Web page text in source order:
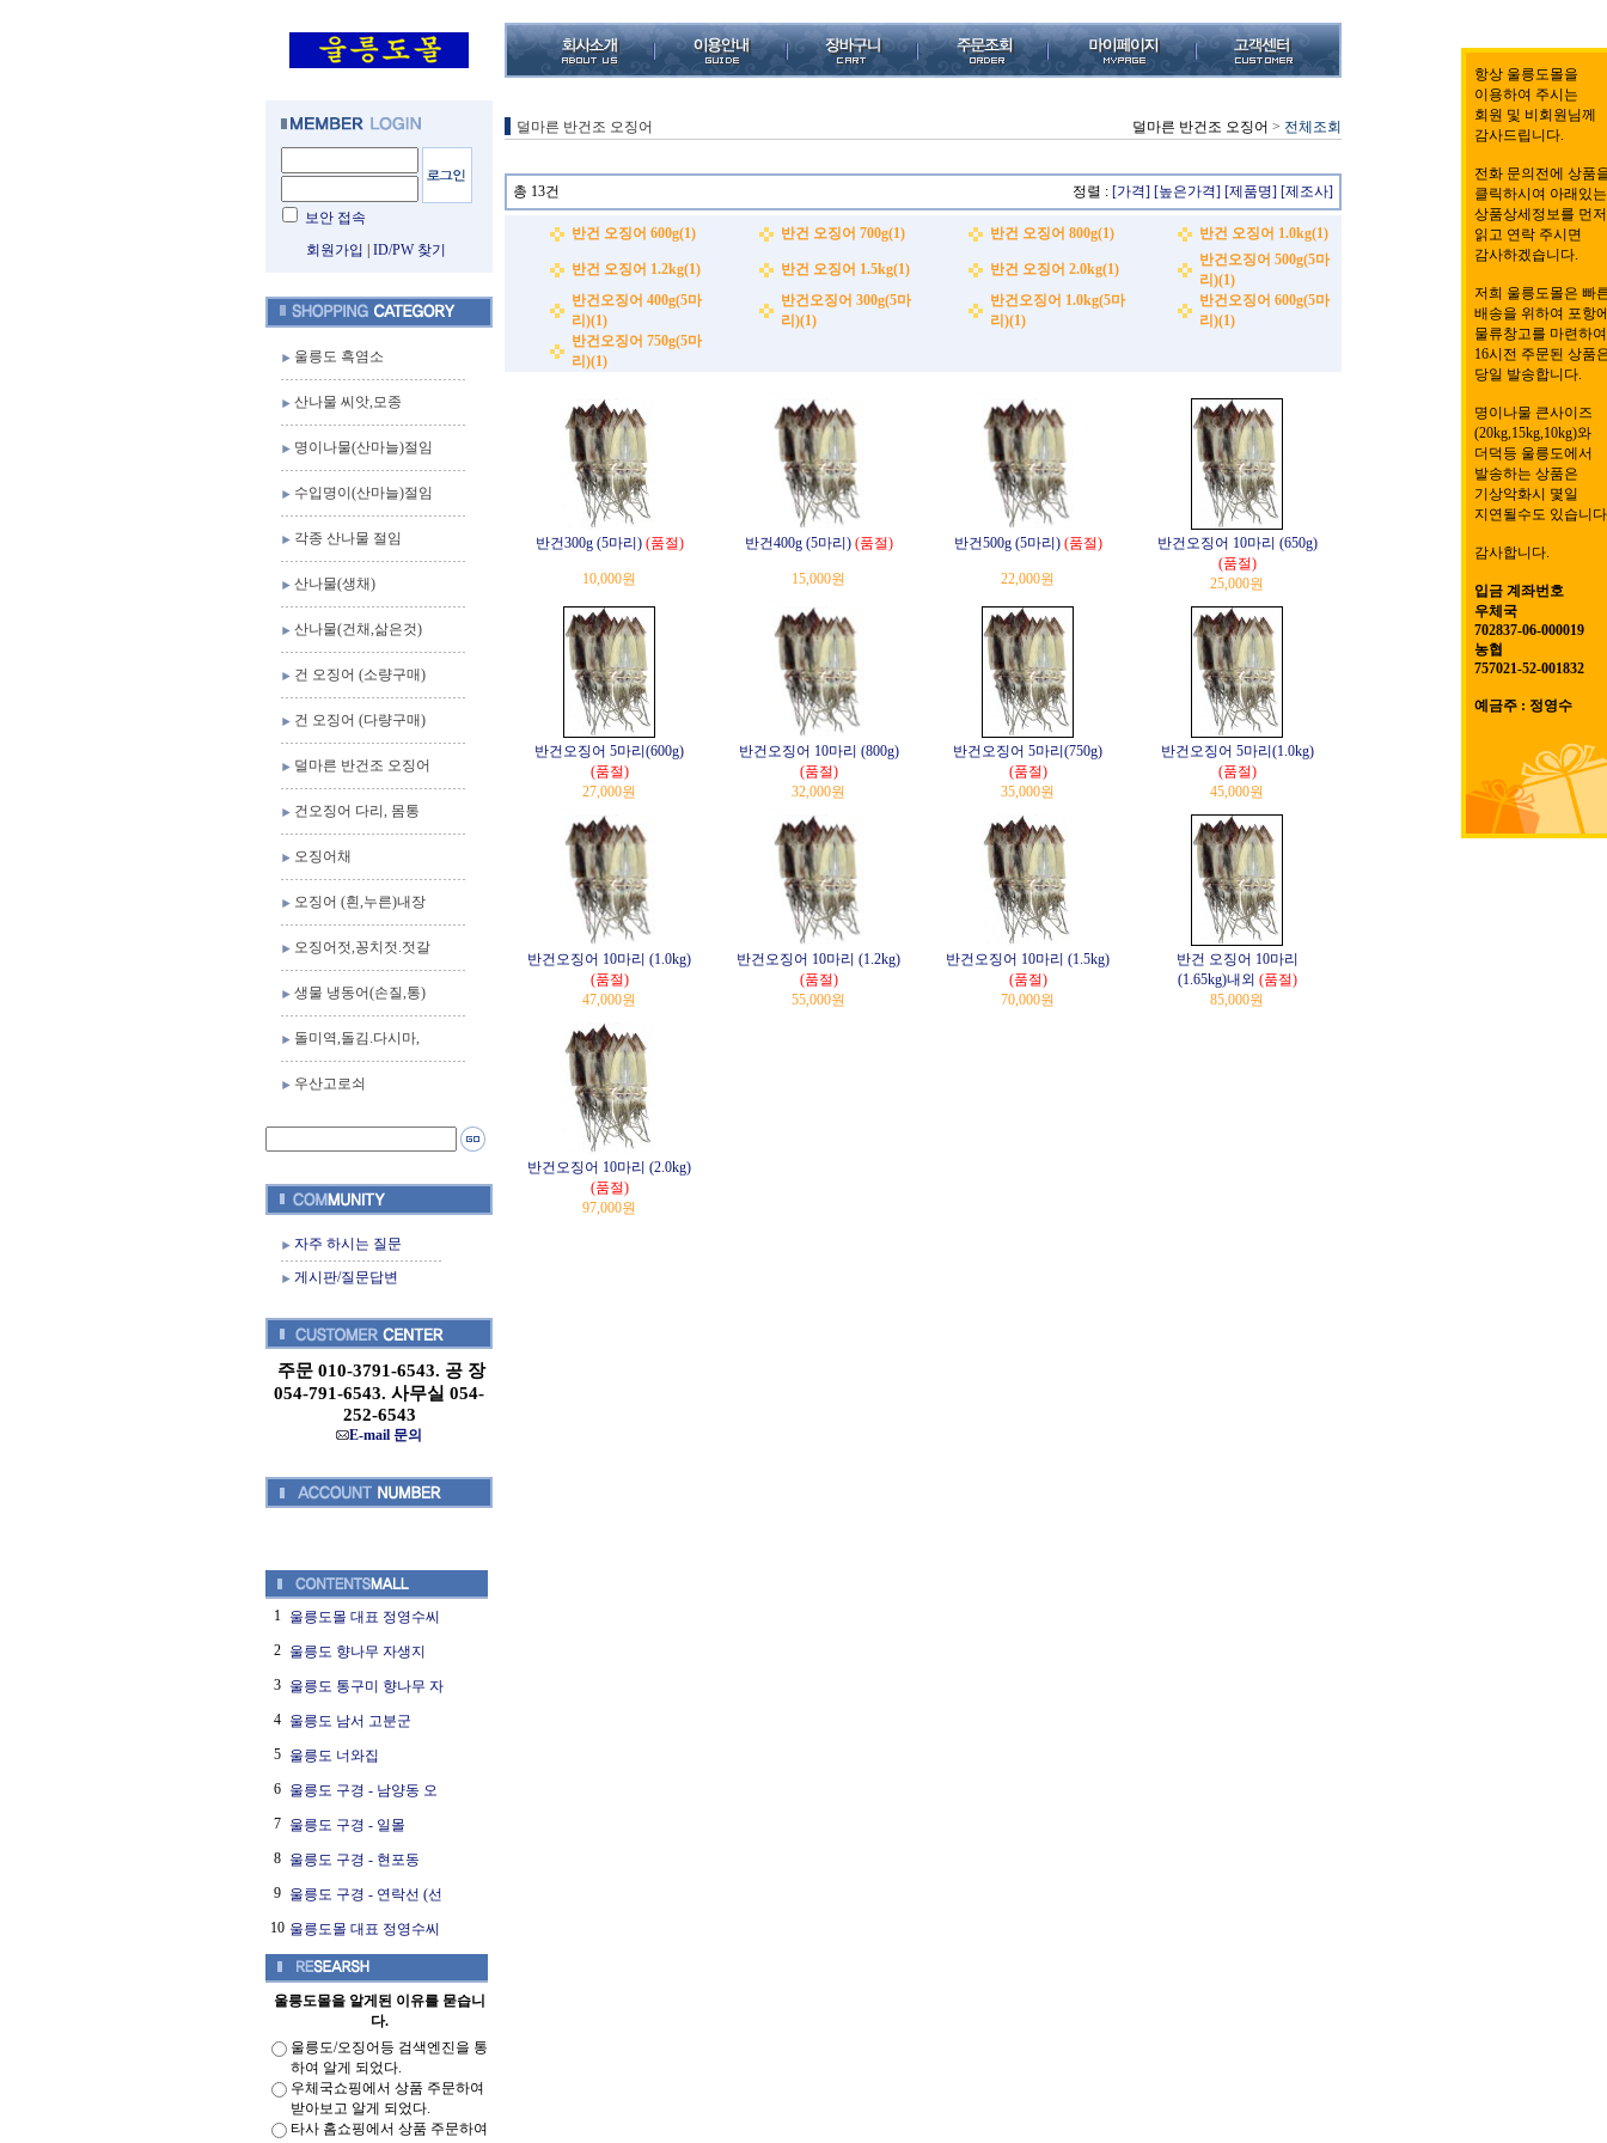
보안 접속
회원가입
ID/PW 찾기
울릉도 흑염소
산나물 씨앗,모종
명이나물(산마늘)절임
수입명이(산마늘)절임
각종 산나물 절임
산나물(생채)
산나물(건채,삶은것)
건 오징어 (소량구매)
건 오징어 (다량구매)
덜마른 반건조 오징어
건오징어 다리, 몸통
오징어채
오징어 (흰,누른)내장
오징어젓,꽁치젓.젓갈
생물 냉동어(손질,통)
돌미역,돌김.다시마,
우산고로쇠
자주 하시는 질문
게시판/질문답변
주문 010-3791-6543. 공 장
054-791-6543. 사무실 054-
252-6543
E-mail 문의
1 울릉도몰 대표 정영수씨
2 울릉도 향나무 자생지
3 울릉도 통구미 향나무 자
4 울릉도 남서 고분군
5 울릉도 너와집
6 울릉도 구경 - 남양동 오
7 울릉도 구경 - 일몰
8 울릉도 구경 - 현포동
9 울릉도 구경 - 연락선 (선
10 울릉도몰 대표 정영수씨
울릉도몰을 알게된 이유를 묻습니
다.
울릉도/오징어등 검색엔진을 통
하여 알게 되었다.
우체국쇼핑에서 상품 주문하여
받아보고 알게 되었다.
타사 홈쇼핑에서 상품 주문하여
덜마른 반건조 오징어 덜마른 반건조 오징어 > 전체조회
총 13건 정렬 : [가격] [높은가격] [제품명] [제조사]
반건 오징어 600g(1) 반건 오징어 700g(1) 반건 오징어 800g(1) 반건 오징어 1.0kg(1)
반건 오징어 1.2kg(1) 반건 오징어 1.5kg(1) 반건 오징어 2.0kg(1)
반건오징어 500g(5마
리)(1)
반건오징어 400g(5마
리)(1)
반건오징어 300g(5마
리)(1)
반건오징어 1.0kg(5마
리)(1)
반건오징어 600g(5마
리)(1)
반건오징어 750g(5마
리)(1)
반건300g (5마리) (품절)
10,000원
반건400g (5마리) (품절)
15,000원
반건500g (5마리) (품절)
22,000원
반건오징어 10마리 (650g)
(품절)
25,000원
반건오징어 5마리(600g)
(품절)
27,000원
반건오징어 10마리 (800g)
(품절)
32,000원
반건오징어 5마리(750g)
(품절)
35,000원
반건오징어 5마리(1.0kg)
(품절)
45,000원
반건오징어 10마리 (1.0kg)
(품절)
47,000원
반건오징어 10마리 (1.2kg)
(품절)
55,000원
반건오징어 10마리 (1.5kg)
(품절)
70,000원
반건 오징어 10마리
(1.65kg)내외 (품절)
85,000원
반건오징어 10마리 (2.0kg)
(품절)
97,000원
항상 울릉도몰을
이용하여 주시는
회원 및 비회원님께
감사드립니다.
전화 문의전에 상품
클릭하시여 아래있는
상품상세정보를 먼저
읽고 연락 주시면
감사하겠습니다.
저희 울릉도몰은 빠
배송을 위하여 포항
물류창고를 마련하여
16시전 주문된 상품
당일 발송합니다.
명이나물 큰사이즈
(20kg,15kg,10kg)와
더덕등 울릉도에서
발송하는 상품은
기상악화시 몇일
지연될수도 있습니
감사합니다.
입금 계좌번호
우체국
702837-06-000019
농협
757021-52-001832
예금주 : 정영수